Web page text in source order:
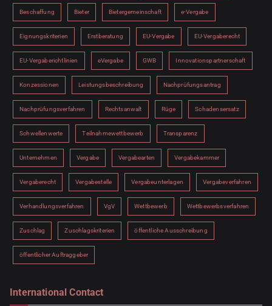
Beschaffung Bieter Bietergemeinschaft e-Vergabe
Eignungskriterien Erstberatung EU-Vergabe EU-Vergaberecht
EU-Vergaberichtlinien eVergabe GWB Innovationspartnerschaft
Konzessionen Leistungsbeschreibung Nachprüfungsantrag
Nachprüfungsverfahren Rechtsanwalt Rüge Schadensersatz
Schwellenwerte Teilnahmewettbewerb Transparenz
Unternehmen Vergabe Vergabearten Vergabekammer
Vergaberecht Vergabestelle Vergabeunterlagen Vergabeverfahren
Verhandlungsverfahren VgV Wettbewerb Wettbewerbsverfahren
Zuschlag Zuschlagskriterien öffentliche Ausschreibung
öffentlicher Auftraggeber
International Contact